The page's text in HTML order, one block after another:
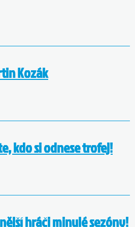
Kozák
kdo si odnese trofej!
hráči minulé sezóny!